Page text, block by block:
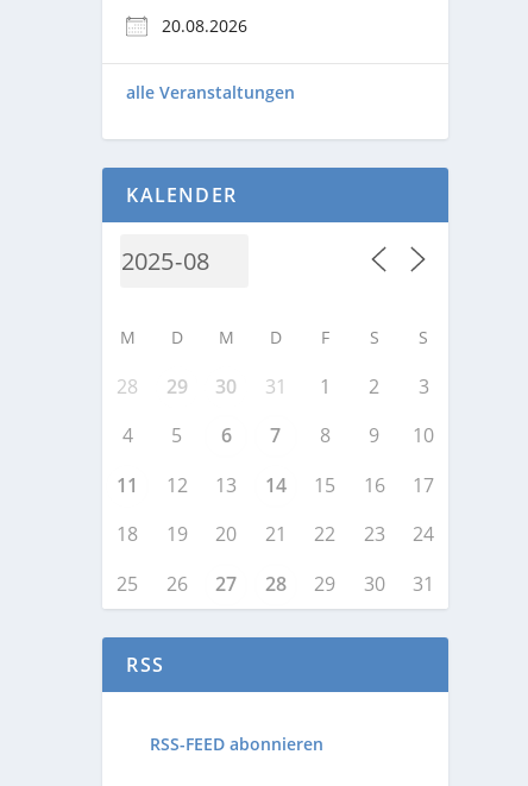
20.08.2026
alle Veranstaltungen
KALENDER
M D M D F S S
28 29 30 31 1 2
3
4
5 6 7 8 9
10
11
12 13 14 15 16
17
18
19 20 21 22 23
24
25
26 27 28 29 30 31
RSS
RSS-FEED abonnieren